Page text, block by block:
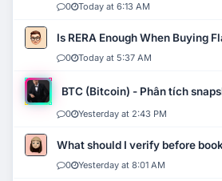
0 Today at 6:13 AM
Is RERA Enough When Buying
0 Today at 5:37 AM
BTC (Bitcoin) - Phân tích
0 Yesterday at 2:43 PM
What should I verify before
0 Yesterday at 8:01 AM